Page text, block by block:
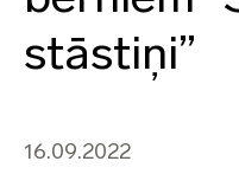
stāstiņi”
16.09.2022